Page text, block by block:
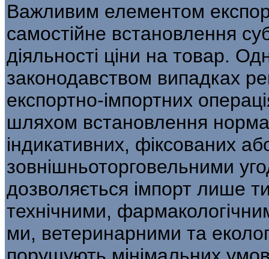
Важливим елементом
самостійне встановлення
діяльності ціни на то­вар.
законодавством випадках
експортно-імпортних
шляхом встановлення
індикативних, фіксованих
зовнішньоторговельними
дозволяється імпорт лише
технічними,
ми, ветеринарними та